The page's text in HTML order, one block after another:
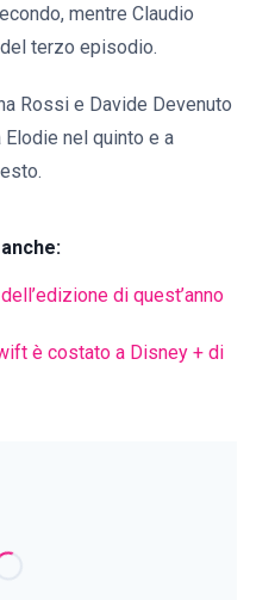
mentre Claudio
terzo episodio.
Rossi e Davide Devenuto
nel quinto e a
di quest’anno
è costato a Disney + di